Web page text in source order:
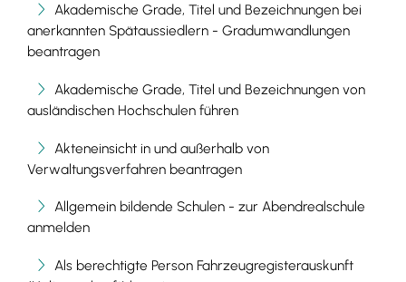
Akademische Grade, Titel und Bezeichnungen bei
anerkannten Spätaussiedlern - Gradumwandlungen
beantragen
Akademische Grade, Titel und Bezeichnungen von
ausländischen Hochschulen führen
Akteneinsicht in und außerhalb von
Verwaltungsverfahren beantragen
Allgemein bildende Schulen - zur Abendrealschule
anmelden
Als berechtigte Person Fahrzeugregisterauskunft